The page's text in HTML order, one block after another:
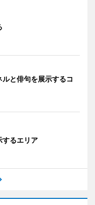
と俳句を展示するコ
するエリア